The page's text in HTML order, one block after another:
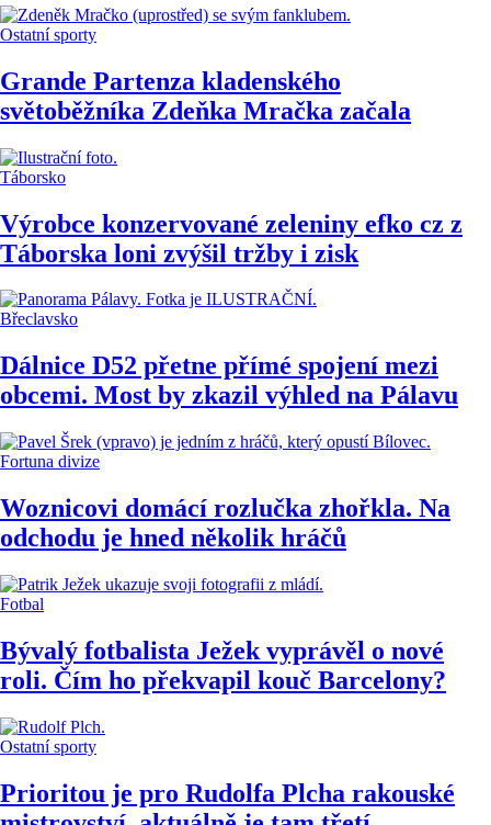
Ostatní sporty
Grande Partenza kladenského
světoběžníka Zdeňka Mračka začala
Táborsko
Výrobce konzervované zeleniny efko cz z
Táborska loni zvýšil tržby i zisk
Břeclavsko
Dálnice D52 přetne přímé spojení mezi
obcemi. Most by zkazil výhled na Pálavu
Fortuna divize
Woznicovi domácí rozlučka zhořkla. Na
odchodu je hned několik hráčů
Fotbal
Bývalý fotbalista Ježek vyprávěl o nové
roli. Čím ho překvapil kouč Barcelony?
Ostatní sporty
Prioritou je pro Rudolfa Plcha rakouské